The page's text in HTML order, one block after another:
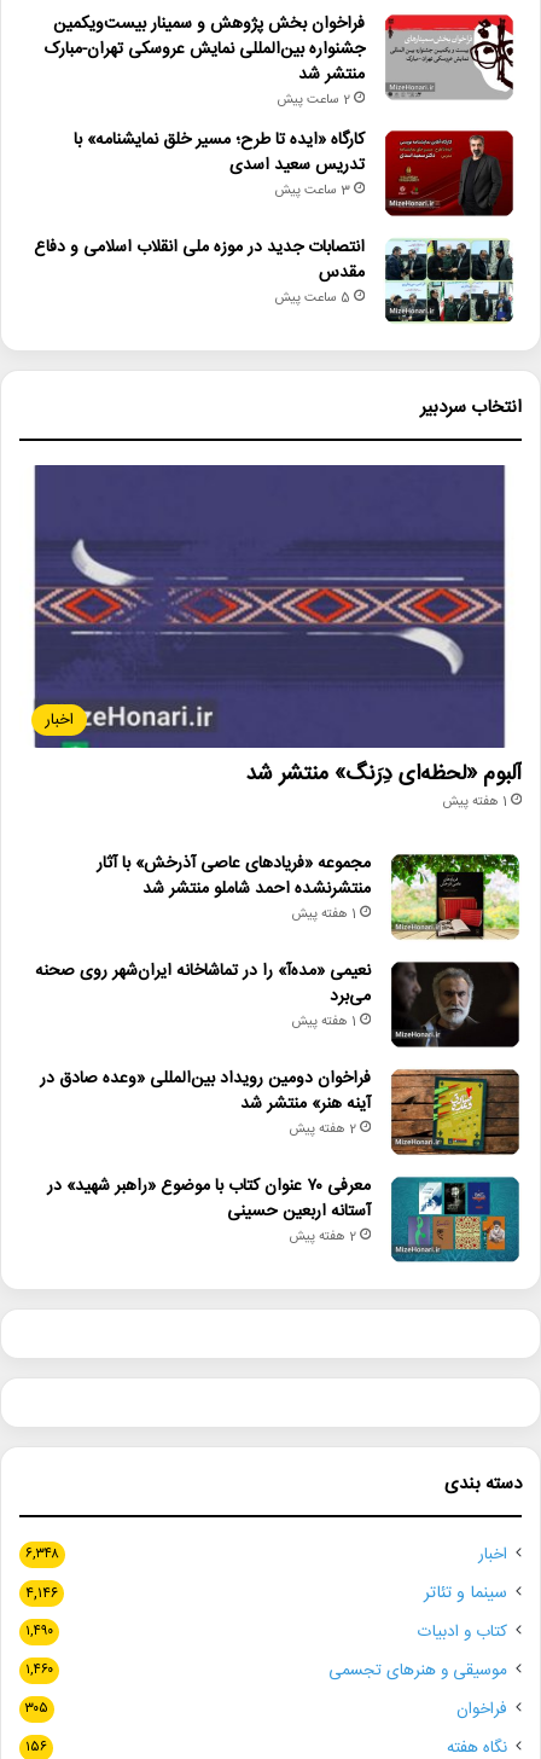
فراخوان بخش پژوهش و سمینار بیست‌ویکمین
جشنواره بین‌المللی نمایش عروسکی تهران-مبارک
منتشر شد
2 ساعت پیش
کارگاه «ایده تا طرح؛ مسیر خلق نمایشنامه» با
تدریس سعید اسدی
3 ساعت پیش
انتصابات جدید در موزه ملی انقلاب اسلامی و دفاع
مقدس
5 ساعت پیش
انتخاب سردبیر
اخبار
آلبوم «لحظه‌ای دِرَنگ» منتشر شد
1 هفته پیش
مجموعه «فریادهای عاصی آذرخش» با آثار
منتشرنشده احمد شاملو منتشر شد
1 هفته پیش
نعیمی «مده‌آ» را در تماشاخانه ایران‌شهر روی صحنه
می‌برد
1 هفته پیش
فراخوان دومین رویداد بین‌المللی «وعده صادق در
آینه هنر» منتشر شد
2 هفته پیش
معرفی ۷۰ عنوان کتاب با موضوع «راهبر شهید» در
آستانه اربعین حسینی
2 هفته پیش
دسته بندی
اخبار ۶,۳۴۸
سینما و تئاتر ۴,۱۴۶
کتاب و ادبیات ۱,۴۹۰
موسیقی و هنرهای تجسمی ۱,۴۶۰
فراخوان ۳۰۵
نگاه هفته ۱۵۶